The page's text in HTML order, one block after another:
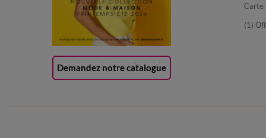
Demandez notre catalogue
Carte
(1)